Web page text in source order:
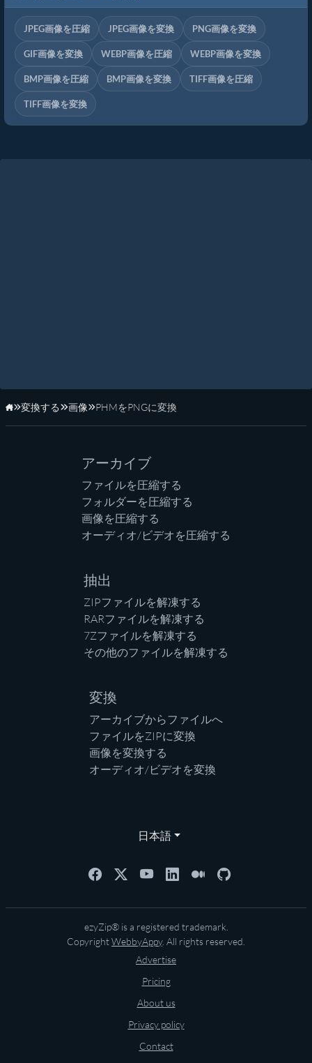
JPEG画像を圧縮 JPEG画像を変換 PNG画像を変換
GIF画像を変換 WEBP画像を圧縮 WEBP画像を変換
BMP画像を圧縮 BMP画像を変換 TIFF画像を圧縮
TIFF画像を変換
ホーム
変換する 画像 PHMをPNGに変換
アーカイブ
ファイルを圧縮する
フォルダーを圧縮する
画像を圧縮する
オーディオ/ビデオを圧縮する
抽出
ZIPファイルを解凍する
RARファイルを解凍する
7Zファイルを解凍する
その他のファイルを解凍する
変換
アーカイブからファイルへ
ファイルをZIPに変換
画像を変換する
オーディオ/ビデオを変換
日本語
ezyZip® is a registered trademark.
CopyrightWebbyAppy. All rights reserved.
Advertise
Pricing
About us
Privacy policy
Contact